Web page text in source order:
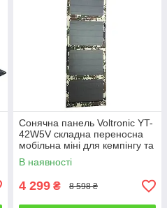
Сонячна панель Voltronic YT-
42W5V складна переносна
мобільна міні для кемпінгу та
туризму 42 Вт
В наявності
4 299 ₴ 8 598 ₴